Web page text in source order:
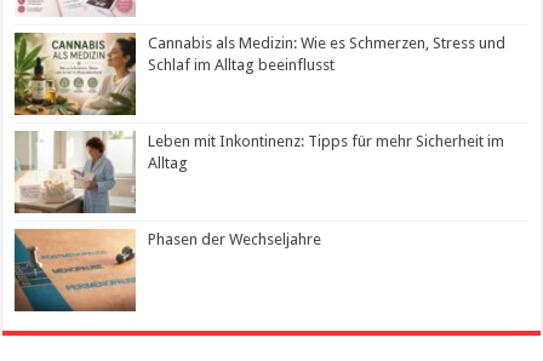
Cannabis als Medizin: Wie es Schmerzen, Stress und
Schlaf im Alltag beeinflusst
Leben mit Inkontinenz: Tipps für mehr Sicherheit im
Alltag
Phasen der Wechseljahre